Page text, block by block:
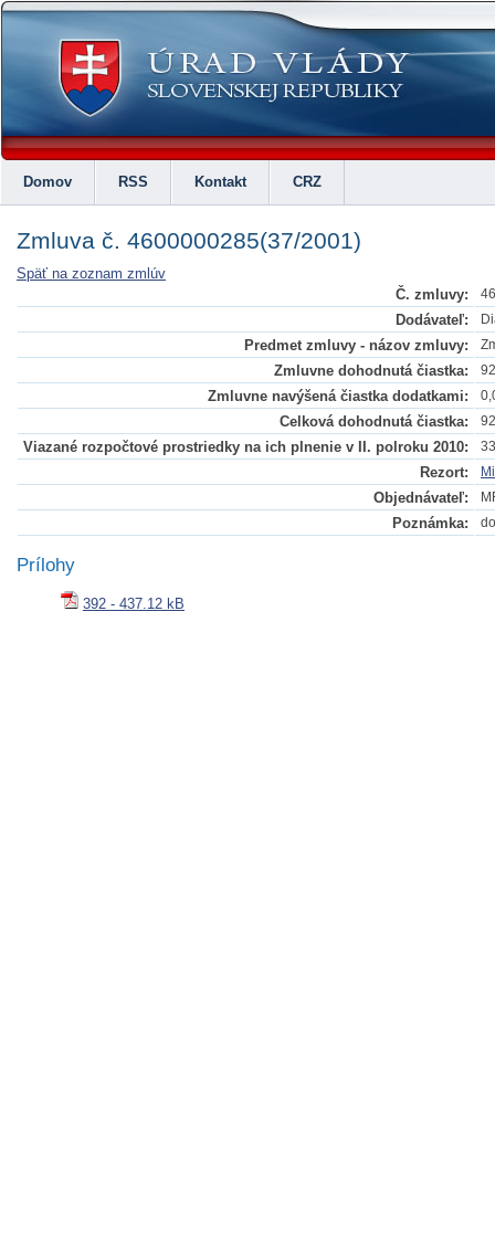
Domov RSS Kontakt CRZ
Zmluva č. 4600000285(37/2001)
Späť na zoznam zmlúv
Č. zmluvy:
Dodávateľ:
Predmet zmluvy - názov zmluvy:
Zmluvne dohodnutá čiastka:
Zmluvne navýšená čiastka dodatkami:
Celková dohodnutá čiastka:
Viazané rozpočtové prostriedky na ich plnenie v II. polroku 2010:
Rezort:
Objednávateľ:
Poznámka:
Prílohy
392 - 437.12 kB